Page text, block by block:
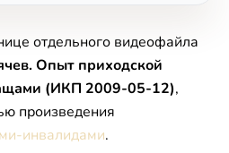
отдельного видеофайла
Опыт приходской
(ИКП 2009-05-12),
произведения
инвалидами.